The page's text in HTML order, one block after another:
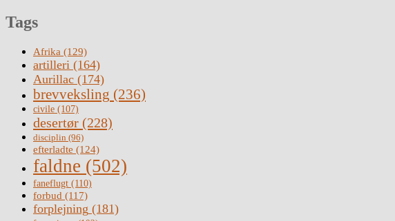
Tags
Afrika (129)
artilleri (164)
Aurillac (174)
brevveksling (236)
civile (107)
desertør (228)
disciplin (96)
efterladte (124)
faldne (502)
faneflugt (110)
forbud (117)
forplejning (181)